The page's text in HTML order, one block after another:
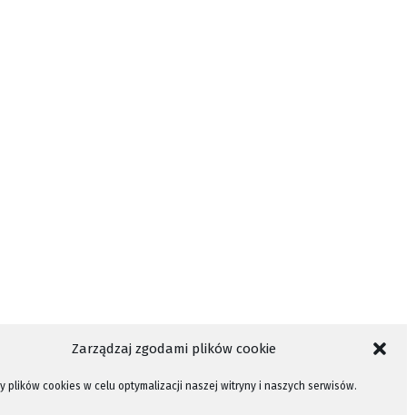
Zarządzaj zgodami plików cookie
plików cookies w celu optymalizacji naszej witryny i naszych serwisów.